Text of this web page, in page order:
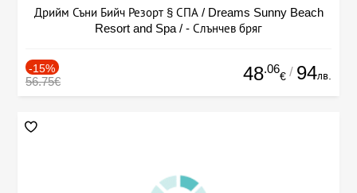
Дрийм Съни Бийч Резорт § СПА / Dreams Sunny Beach
Resort and Spa / - Слънчев бряг
-15%
56.75€ 48.06
€ / 94лв.